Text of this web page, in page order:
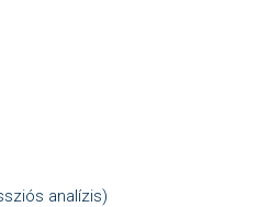
analízis)